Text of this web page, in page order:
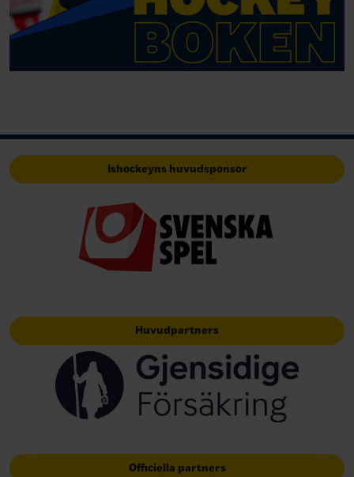
Ishockeyns huvudsponsor
Huvudpartners
Officiella partners